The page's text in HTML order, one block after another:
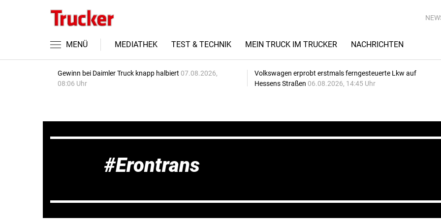
MENÜ MEDIATHEK TEST & TECHNIK MEIN TRUCK IM TRUCKER NACHRICHTEN
Gewinn bei Daimler Truck knapp halbiert 07.08.2026,
08:06 Uhr
Volkswagen erprobt erstmals ferngesteuerte Lkw auf
Hessens Straßen 06.08.2026, 14:45 Uhr
Erontrans